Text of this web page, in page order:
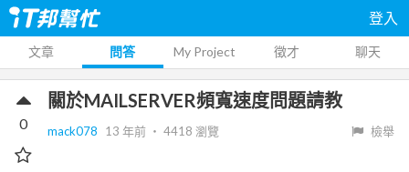
登入
文章 問答 My Project 徵才 聊天
關於MAILSERVER頻寬速度問題請教
mack078 13 年前 ‧ 4418 瀏覽 檢舉
0